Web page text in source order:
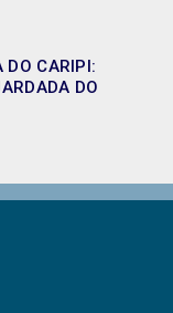
DO CARIPI:
DO